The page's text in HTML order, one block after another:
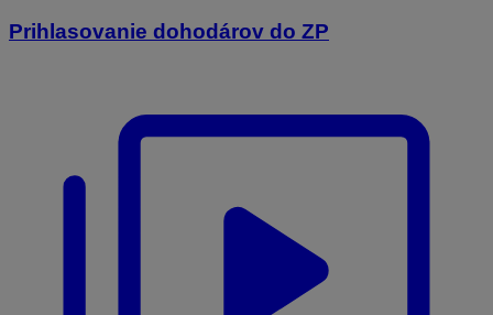
Prihlasovanie dohodárov do ZP